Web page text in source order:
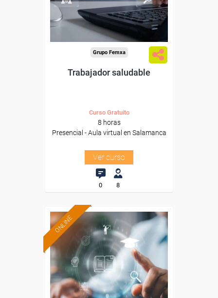
Para todos los sectores.
Grupo Femxa
Trabajador saludable
Curso Gratuito
8 horas
Presencial - Aula virtual en Salamanca
Ver curso
0 8
ONLINE
Formación 100%
subvencionada.
Para desempleados,
trabajadores y autónomos.